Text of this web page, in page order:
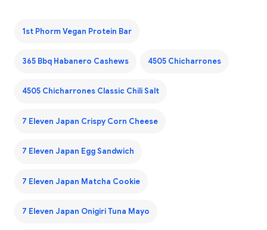
1st Phorm Vegan Protein Bar
365 Bbq Habanero Cashews 4505 Chicharrones
4505 Chicharrones Classic Chili Salt
7 Eleven Japan Crispy Corn Cheese
7 Eleven Japan Egg Sandwich
7 Eleven Japan Matcha Cookie
7 Eleven Japan Onigiri Tuna Mayo